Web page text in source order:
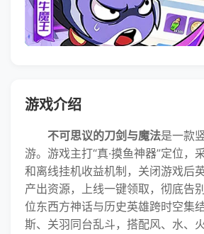
游戏介绍
不可思议的刀剑与魔法是一款
游。游戏主打“真·摸鱼神器”定位，
和离线挂机收益机制，关闭游戏后
产出资源，上线一键领取，彻底告
位东西方神话与历史英雄跨时空集
斯、关羽同台乱斗，搭配风、水、